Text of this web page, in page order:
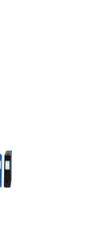
compostable